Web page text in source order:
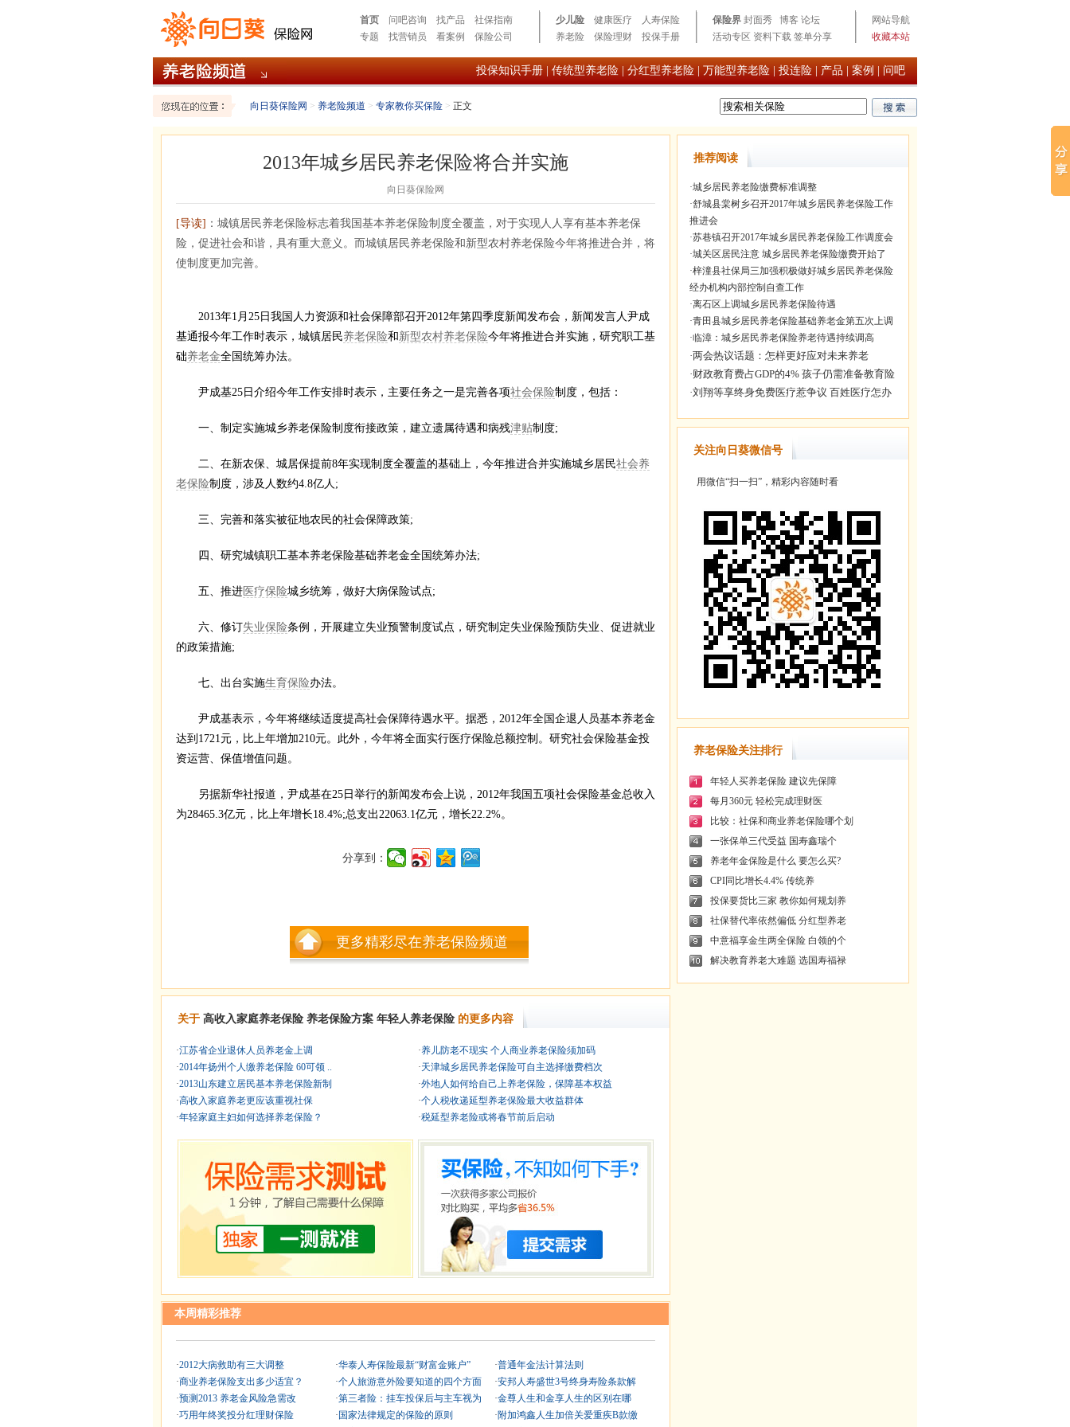
首页 问吧咨询 找产品
社保指南
专题
找营销员 看案例 保险公司
少儿险 健康医疗
人寿保险
养老险
保险理财 投保手册
保险界 封面秀 博客 论坛
活动专区 资料下载 签单分享
网站导航
收藏本站
投保知识手册 传统型养老险 分红型养老险 万能型养老险 投连险 产品 案例 问吧
向日葵保险网 > 养老险频道 > 专家教你买保险 > 正文
2013年城乡居民养老保险将合并实施
向日葵保险网
[导读] ：城镇居民养老保险标志着我国基本养老保险制度全覆盖，对于实现人人享有基本养老保
险，促进社会和谐，具有重大意义。而城镇居民养老保险和新型农村养老保险今年将推进合并，将
使制度更加完善。
2013年1月25日我国人力资源和社会保障部召开2012年第四季度新闻发布会，新闻发言人尹成
基通报今年工作时表示，城镇居民养老保险和 新型农村养老保险今年将推进合并实施，研究职工基
础养老金全国统筹办法。
尹成基25日介绍今年工作安排时表示，主要任务之一是完善各项社会保险制度，包括：
一、制定实施城乡养老保险制度衔接政策，建立遗属待遇和病残津贴制度;
二、在新农保、城居保提前8年实现制度全覆盖的基础上，今年推进合并实施城乡居民社会养
老保险制度，涉及人数约4.8亿人;
三、完善和落实被征地农民的社会保障政策;
四、研究城镇职工基本养老保险基础养老金全国统筹办法;
五、推进 医疗保险城乡统筹，做好大病保险试点;
六、修订失业保险条例，开展建立失业预警制度试点，研究制定失业保险预防失业、促进就业
的政策措施;
七、出台实施生育保险办法。
尹成基表示，今年将继续适度提高社会保障待遇水平。据悉，2012年全国企退人员基本养老金
达到1721元，比上年增加210元。此外，今年将全面实行医疗保险总额控制。研究社会保险基金投
资运营、保值增值问题。
另据新华社报道，尹成基在25日举行的新闻发布会上说，2012年我国五项社会保险基金总收入
为28465.3亿元，比上年增长18.4%;总支出22063.1亿元，增长22.2%。
分享到：
更多精彩尽在养老保险频道
关于 高收入家庭养老保险 养老保险方案 年轻人养老保险 的更多内容
·江苏省企业退休人员养老金上调
·2014年扬州个人缴养老保险 60可领 ..
·2013山东建立居民基本养老保险新制
·高收入家庭养老更应该重视社保
·年轻家庭主妇如何选择养老保险？
·养儿防老不现实 个人商业养老保险须加码
·天津城乡居民养老保险可自主选择缴费档次
·外地人如何给自己上养老保险，保障基本权益
·个人税收递延型养老保险最大收益群体
·税延型养老险或将春节前后启动
本周精彩推荐
·2012大病救助有三大调整
·商业养老保险支出多少适宜？
·预测2013 养老金风险急需改
·巧用年终奖投分红理财保险
·华泰人寿保险最新“财富金账户”
·个人旅游意外险要知道的四个方面
·第三者险：挂车投保后与主车视为
· 国家法律规定的保险的原则
·普通年金法计算法则
·安邦人寿盛世3号终身寿险条款解
·金尊人生和金享人生的区别在哪
·附加鸿鑫人生加倍关爱重疾B款缴
推荐阅读
·城乡居民养老险缴费标准调整
·舒城县棠树乡召开2017年城乡居民养老保险工作
推进会
·苏巷镇召开2017年城乡居民养老保险工作调度会
·城关区居民注意 城乡居民养老保险缴费开始了
·梓潼县社保局三加强积极做好城乡居民养老保险
经办机构内部控制自查工作
·离石区上调城乡居民养老保险待遇
·青田县城乡居民养老保险基础养老金第五次上调
·临漳：城乡居民养老保险养老待遇持续调高
关注向日葵微信号
用微信“扫一扫”，精彩内容随时看
养老保险关注排行
年轻人买养老保险 建议先保障
每月360元 轻松完成理财医
比较：社保和商业养老保险哪个划
一张保单三代受益 国寿鑫瑞个
养老年金保险是什么 要怎么买?
CPI同比增长4.4% 传统养
投保要货比三家 教你如何规划养
社保替代率依然偏低 分红型养老
中意福享金生两全保险 白领的个
解决教育养老大难题 选国寿福禄